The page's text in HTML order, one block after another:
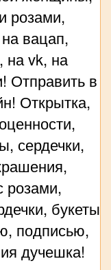
розами,
вацап,
на vk, на
Отправить в
Открытка,
сердечки,
розами,
букеты
подписью,
дучешка!